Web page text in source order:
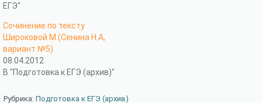
ЕГЭ"
Сочинение по тексту
Широковой М.(Сенина Н.А,
вариант №5)
08.04.2012
В "Подготовка к ЕГЭ (архив)"
Рубрика: Подготовка к ЕГЭ (архив)